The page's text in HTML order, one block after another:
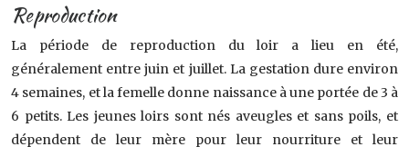
Reproduction
La période de reproduction du loir a lieu en été,
généralement entre juin et juillet. La gestation dure environ
4 semaines, et la femelle donne naissance à une portée de 3 à
6 petits. Les jeunes loirs sont nés aveugles et sans poils, et
dépendent de leur mère pour leur nourriture et leur